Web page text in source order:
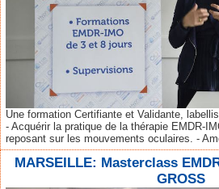
Une formation Certifiante et Validante,
- Acquérir la pratique de la thérapie EMDR-
reposant sur les mouvements oculaires. -
MARSEILLE: Masterclass
GROSS